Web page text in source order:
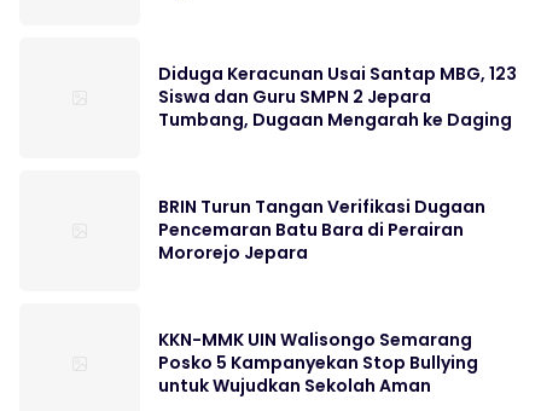
Diduga Keracunan Usai Santap MBG, 123
Siswa dan Guru SMPN 2 Jepara
Tumbang, Dugaan Mengarah ke Daging
BRIN Turun Tangan Verifikasi Dugaan
Pencemaran Batu Bara di Perairan
Mororejo Jepara
KKN-MMK UIN Walisongo Semarang
Posko 5 Kampanyekan Stop Bullying
untuk Wujudkan Sekolah Aman